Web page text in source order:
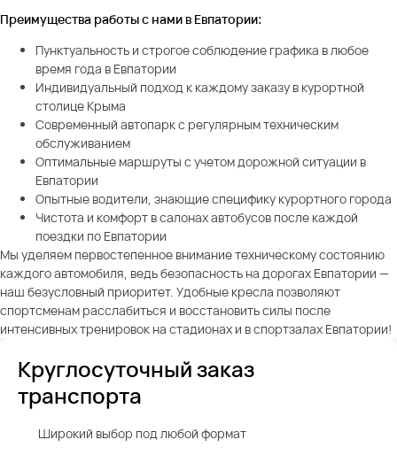
Преимущества работы с нами в Евпатории:
Пунктуальность и строгое соблюдение графика в любое
время года в Евпатории
Индивидуальный подход к каждому заказу в курортной
столице Крыма
Современный автопарк с регулярным техническим
обслуживанием
Оптимальные маршруты с учетом дорожной ситуации в
Евпатории
Опытные водители, знающие специфику курортного города
Чистота и комфорт в салонах автобусов после каждой
поездки по Евпатории
Мы уделяем первостепенное внимание техническому состоянию
каждого автомобиля, ведь безопасность на дорогах Евпатории —
наш безусловный приоритет. Удобные кресла позволяют
спортсменам расслабиться и восстановить силы после
интенсивных тренировок на стадионах и в спортзалах Евпатории!
Круглосуточный заказ
транспорта
Широкий выбор под любой формат